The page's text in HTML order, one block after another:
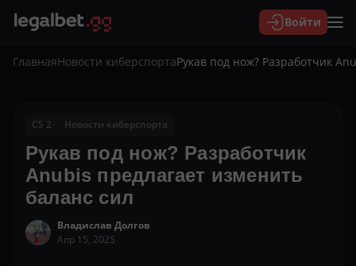
Войти
ГлавнаяНовости киберспортаРукав под нож? Разработчик
CS 2 Новости киберспорта
Рукав под нож? Разработчик
Anubis предлагает изменить
баланс сил
Владислав Долгов
Апр 15, 2025